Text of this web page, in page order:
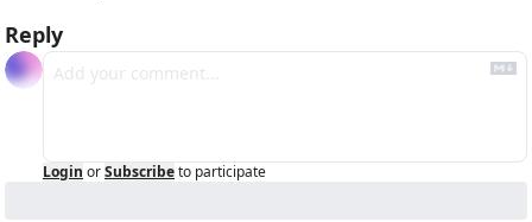
Reply
Login orSubscribeto participate